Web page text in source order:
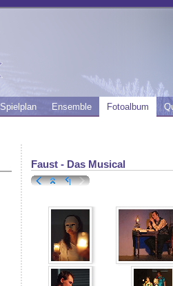
Spielplan Ensemble Fotoalbum
Faust - Das Musical